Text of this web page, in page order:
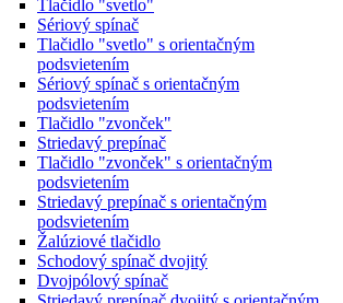
Tlačidlo "svetlo"
Sériový spínač
Tlačidlo "svetlo" s orientačným
podsvietením
Sériový spínač s orientačným
podsvietením
Tlačidlo "zvonček"
Striedavý prepínač
Tlačidlo "zvonček" s orientačným
podsvietením
Striedavý prepínač s orientačným
podsvietením
Žalúziové tlačidlo
Schodový spínač dvojitý
Dvojpólový spínač